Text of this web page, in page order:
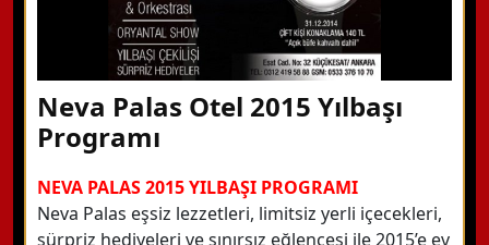
Neva Palas Otel 2015 Yılbaşı
Programı
NEVA PALAS 2015 YILBAŞI PROGRAMI
Neva Palas eşsiz lezzetleri, limitsiz yerli içecekleri,
sürpriz hediyeleri ve sınırsız eğlencesi ile 2015’e ev